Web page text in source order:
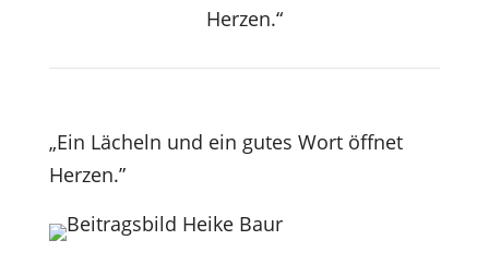
Herzen.“
„Ein Lächeln und ein gutes Wort öffnet
Herzen.”